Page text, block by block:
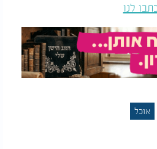
שארוחת בוקר מזינה יכולה
להמשיך לעבר יעדי
הבוקר המומלצות
עם תרד ולצדן
הזה מספק חלבון, סיבים
ורכיבים נוספים שתומכים
לנו
אוכל